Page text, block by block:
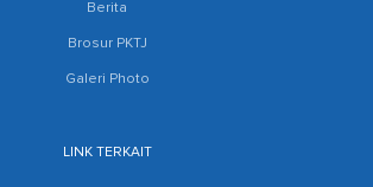
Berita
Brosur PKTJ
Galeri Photo
LINK TERKAIT